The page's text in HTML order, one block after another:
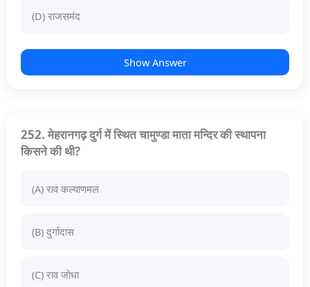
(D) राजसमंद
Show Answer
252. मेहरानगढ़ दुर्ग में स्थित चामुण्डा माता मन्दिर की स्थापना
किसने की थी?
(A) राव कल्याणमल
(B) दुर्गादास
(C) राव जोधा